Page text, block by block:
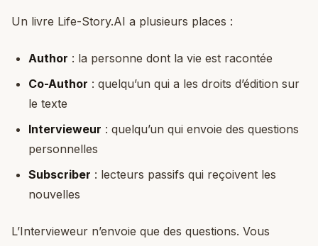
Un livre Life-Story.AI a plusieurs places :
Author : la personne dont la vie est racontée
Co-Author : quelqu’un qui a les droits d’édition sur
le texte
Intervieweur : quelqu’un qui envoie des questions
personnelles
Subscriber : lecteurs passifs qui reçoivent les
nouvelles
L’Intervieweur n’envoie que des questions. Vous